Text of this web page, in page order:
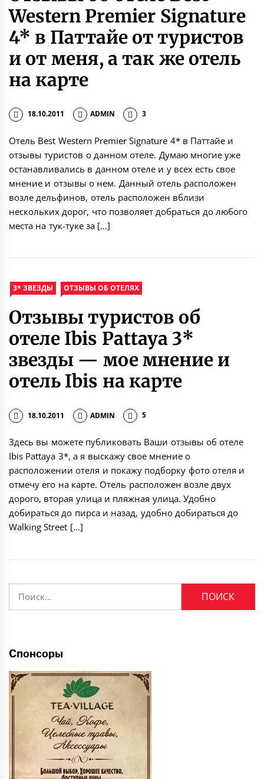
Western Premier Signature
4* в Паттайе от туристов
и от меня, а так же отель
на карте
18.10.2011 ADMIN 3
Отель Best Western Premier Signature 4* в Паттайе и
отзывы туристов о данном отеле. Думаю многие уже
останавливались в данном отеле и у всех есть свое
мнение и отзывы о нем. Данный отель расположен
возле дельфинов, отель расположен вблизи
нескольких дорог, что позволяет добраться до любого
места на тук-туке за […]
3* ЗВЕЗДЫ ОТЗЫВЫ ОБ ОТЕЛЯХ
Отзывы туристов об
отеле Ibis Pattaya 3*
звезды — мое мнение и
отель Ibis на карте
18.10.2011 ADMIN 5
Здесь вы можете публиковать Ваши отзывы об отеле
Ibis Pattaya 3*, а я выскажу свое мнение о
расположении отеля и покажу подборку фото отеля и
отмечу его на карте. Отель расположен возле двух
дорого, вторая улица и пляжная улица. Удобно
добираться до пирса и назад, удобно добираться до
Walking Street […]
Спонсоры